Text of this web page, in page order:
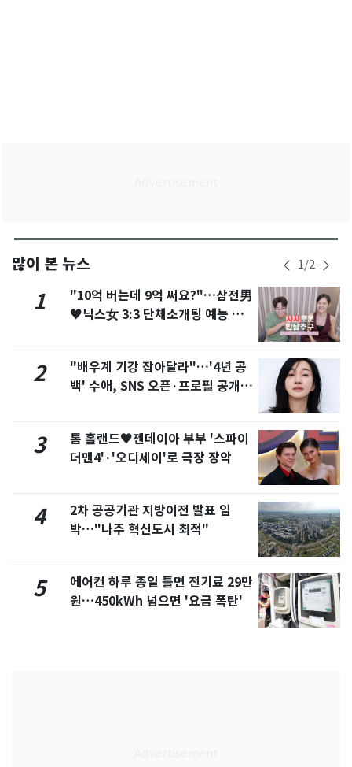
많이 본 뉴스 1/2
1
"10억 버는데 9억 써요?"…삼전男
♥닉스女 3:3 단체소개팅 예능 화
2
"배우계 기강 잡아달라"…'4년 공
백' 수애, SNS 오픈·프로필 공개
3
톰 홀랜드♥젠데이아 부부 '스파이
더맨4'·'오디세이'로 극장 장악
4
2차 공공기관 지방이전 발표 임
박…"나주 혁신도시 최적"
5
에어컨 하루 종일 틀면 전기료 29만
원…450kWh 넘으면 '요금 폭탄'